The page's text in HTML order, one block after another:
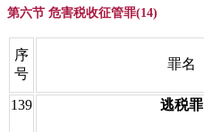
第六节 危害税收征管罪(14)
序
号
罪名
139 逃税罪